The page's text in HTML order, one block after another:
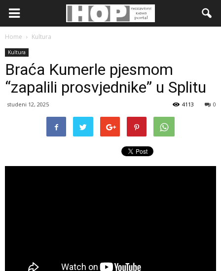
Home Kultura
Kultura
Braća Kumerle pjesmom
“zapalili prosvjednike” u Splitu
studeni 12, 2025 0
4113